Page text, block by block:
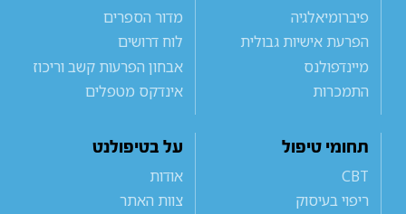
פיברומיאלגיה
הפרעת אישיות גבולית
מיינדפולנס
התמכרות
מדור הספרים
לוח דרושים
אבחון הפרעות קשב וריכוז
אינדקס מטפלים
תחומי טיפול
CBT
ריפוי בעיסוק
על בטיפולנט
אודות
צוות האתר